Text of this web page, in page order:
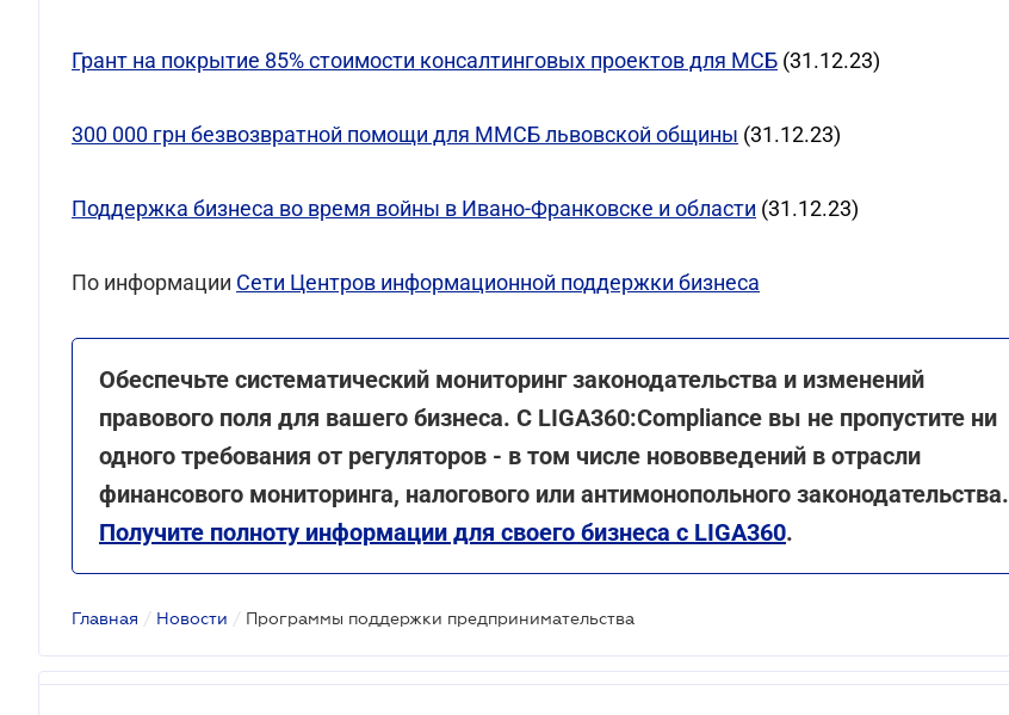
Грант на покрытие 85% стоимости консалтинговых проектов для МСБ (31.12.23)
300 000 грн безвозвратной помощи для ММСБ львовской общины (31.12.23)
Поддержка бизнеса во время войны в Ивано-Франковске и области (31.12.23)
По информации Сети Центров информационной поддержки бизнеса
Обеспечьте систематический мониторинг законодательства и изменений
правового поля для вашего бизнеса. С LIGA360:Compliance вы не пропустите ни
одного требования от регуляторов - в том числе нововведений в отрасли
финансового мониторинга, налогового или антимонопольного законодательства.
Получите полноту информации для своего бизнеса с LIGA360.
Главная / Новости / Программы поддержки предпринимательства